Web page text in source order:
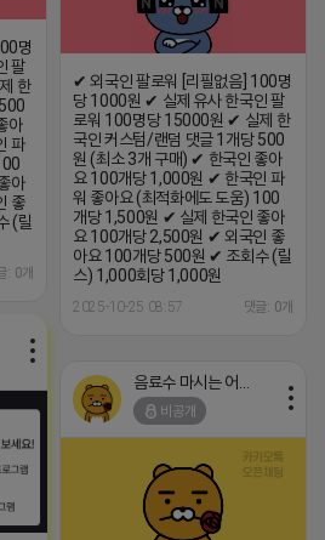
명
팔
한
아
파
아
좋
(릴
: 0개
✔ 외국인 팔로워 [리필없음] 100명
당 1000원 ✔ 실제 유사 한국인 팔
로워 100명당 15000원 ✔ 실제 한
국인 커스텀/랜덤 댓글 1개당 500
원 (최소 3개 구매) ✔ 한국인 좋아
요 100개당 1,000원 ✔ 한국인 파
워 좋아요 (최적화에도 도움) 100
개당 1,500원 ✔ 실제 한국인 좋아
요 100개당 2,500원 ✔ 외국인 좋
아요 100개당 500원 ✔ 조회수 (릴
스) 1,000회당 1,000원
2025-10-25 08:57 댓글: 0개
비공개